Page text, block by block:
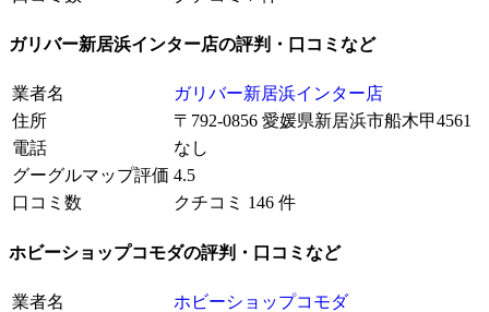
ガリバー新居浜インター店の評判・口コミなど
業者名
ガリバー新居浜インター店
住所
〒792-0856 愛媛県新居浜市船木甲4561
電話
なし
グーグルマップ評価 4.5
口コミ数
クチコミ 146 件
ホビーショップコモダの評判・口コミなど
業者名
ホビーショップコモダ